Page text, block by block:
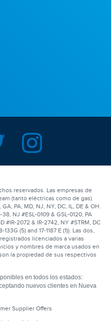
reservados. Las empresas de
(tanto eléctricas como de gas)
PA, MD, NJ, NY, DC, IL, DE & OH.
NJ #ESL-0109 & GSL-0120, PA
#IR-2072 & IR-2742, NY #STRM, DC
(5) and 17-1187 E (1)). Las dos,
licenciados a varias
y nombres de marca usados en
la propiedad de sus respectivos
en todos los estados:
nuevos clientes en Nueva
Supplier Offers